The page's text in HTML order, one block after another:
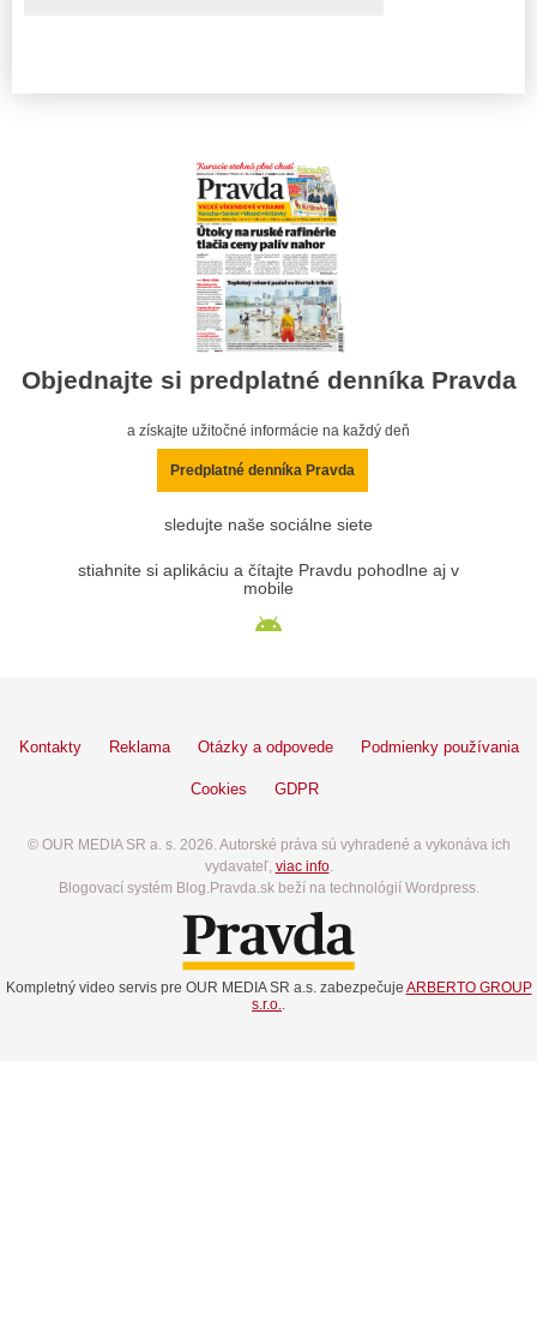
Objednajte si predplatné denníka Pravda
a získajte užitočné informácie na každý deň
Predplatné denníka Pravda
sledujte naše sociálne siete
stiahnite si aplikáciu a čítajte Pravdu pohodlne aj v
mobile
Kontakty Reklama Otázky a odpovede Podmienky používania
Cookies GDPR
© OUR MEDIA SR a. s. 2026. Autorské práva sú vyhradené a vykonáva ich
vydavateľ, viac info.
Blogovací systém Blog.Pravda.sk beží na technológií Wordpress.
Kompletný video servis pre OUR MEDIA SR a.s. zabezpečuje ARBERTO GROUP
s.r.o.